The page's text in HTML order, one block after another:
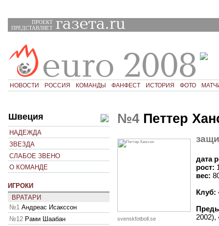
ПРОЕКТ
ПРЕДСТАВЛЯЕТ
НОВОСТИ РОССИЯ КОМАНДЫ ФАНФЕСТ ИСТОРИЯ ФОТО
Швеция
НАДЕЖДА
ЗВЕЗДА
СЛАБОЕ ЗВЕНО
О КОМАНДЕ
ИГРОКИ
ВРАТАРИ
№1 Андреас Исакссон
№12 Рами Шаабан
№4 Петтер
svenskfotboll.se
дата
рост:
вес:
Клуб:
2002),